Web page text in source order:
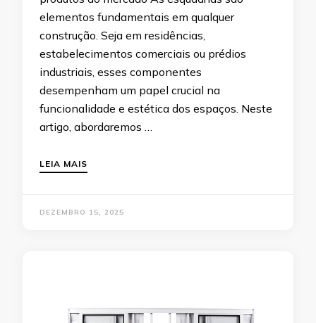
elementos fundamentais em qualquer
construção. Seja em residências,
estabelecimentos comerciais ou prédios
industriais, esses componentes
desempenham um papel crucial na
funcionalidade e estética dos espaços. Neste
artigo, abordaremos …
LEIA MAIS
DEZEMBRO 15, 2025